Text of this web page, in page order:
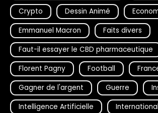
Crypto
Dessin Animé
Emmanuel Macron
Faits divers
Faut-il essayer le CBD pharmaceutique
Florent Pagny
Football
Gagner de l'argent
Guerre
Intelligence Artificielle
International